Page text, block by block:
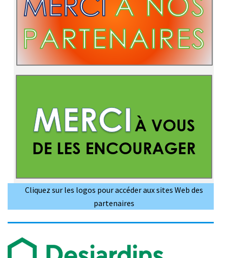
Cliquez sur les logos pour accéder aux sites Web des
partenaires